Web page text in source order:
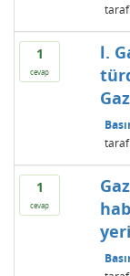
1
cevap
l.
1
cevap